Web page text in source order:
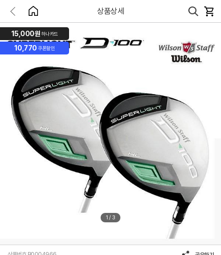
상품상세
15,000원 하나카드
10,770 쿠폰할인
1 / 3